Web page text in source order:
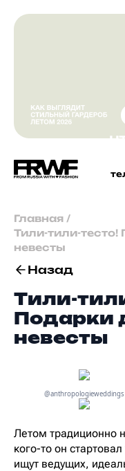
Главная /
Тили-тили-
невесты
Назад
Тили-
Подарки
невесты
@anthropologieweddings
Летом традиционно
кого-то он
ищут ведущих,